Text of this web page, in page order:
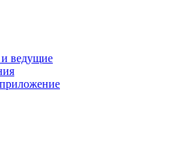
ведущие